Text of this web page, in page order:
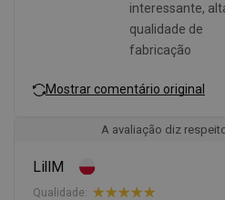
interessante,
qualidade de
fabricação
Mostrar comentário original
A avaliação diz
LillM
Qualidade: